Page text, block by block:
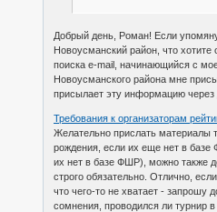
Добрый день, Роман! Если
Новоусманский район, что
поиска e-mail, начинающийся с
Новоусманского района мне
присылает эту информацию
Требования к организаторам
Желательно прислать материалы
рождения, если их еще нет в
их нет в базе ФШР), можно также
строго обязательно. Отлично,
что чего-то не хватает - запрошу
сомнения, проводился ли турнир